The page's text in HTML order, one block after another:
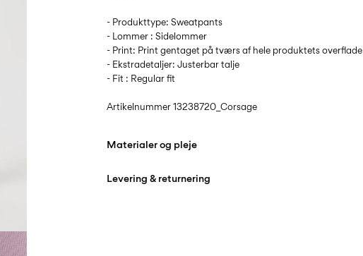
- Produkttype: Sweatpants
- Lommer : Sidelommer
- Print: Print gentaget på tværs af hele produktets overflade
- Ekstradetaljer: Justerbar talje
- Fit : Regular fit
Artikelnummer13238720_Corsage
Materialer og pleje
Levering & returnering